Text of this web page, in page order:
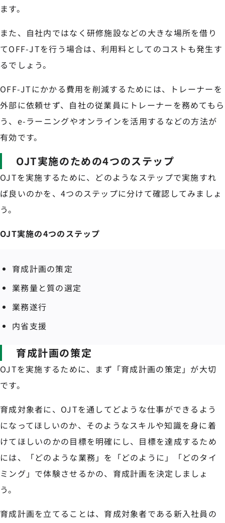
ます。
また、自社内ではなく研修施設などの大きな場所を借り
てOFF-JTを行う場合は、利用料としてのコストも発生す
るでしょう。
OFF-JTにかかる費用を削減するためには、トレーナーを
外部に依頼せず、自社の従業員にトレーナーを務めてもら
う、e-ラーニングやオンラインを活用するなどの方法が
有効です。
OJT実施のための4つのステップ
OJTを実施するために、どのようなステップで実施すれ
ば良いのかを、4つのステップに分けて確認してみましょ
う。
OJT実施の4つのステップ
育成計画の策定
業務量と質の選定
業務遂行
内省支援
育成計画の策定
OJTを実施するために、まず「育成計画の策定」が大切
です。
育成対象者に、OJTを通してどような仕事ができるよう
になってほしいのか、そのようなスキルや知識を身に着
けてほしいのかの目標を明確にし、目標を達成するため
には、「どのような業務」を「どのように」「どのタイ
ミング」で体験させるかの、育成計画を決定しましょ
う。
育成計画を立てることは、育成対象者である新入社員の